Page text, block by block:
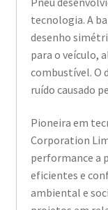
tecnologia. A
desenho
para o veículo,
combustível. O
ruído causado
Pioneira em
Corporation
performance a
eficientes e
ambiental e